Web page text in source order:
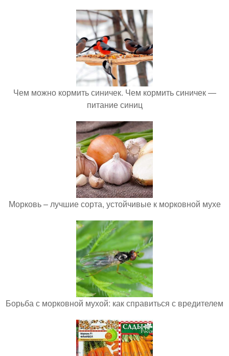
Чем можно кормить синичек. Чем кормить синичек —
питание синиц
Морковь – лучшие сорта, устойчивые к морковной мухе
Борьба с морковной мухой: как справиться с вредителем